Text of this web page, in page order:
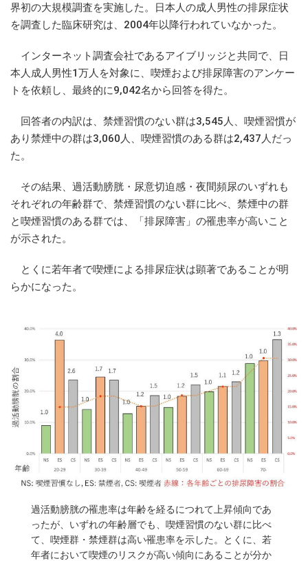
界初の大規模調査を実施した。日本人の成人男性の排尿症状
を調査した臨床研究は、2004年以降行われていなかった。
インターネット調査会社であるアイブリッジと共同で、日
本人成人男性1万人を対象に、喫煙および排尿障害のアンケー
トを依頼し、最終的に9,042名から回答を得た。
回答者の内訳は、禁煙習慣のない群は3,545人、喫煙習慣が
あり禁煙中の群は3,060人、喫煙習慣のある群は2,437人だっ
た。
その結果、過活動膀胱・尿意切迫感・夜間頻尿のいずれも
それぞれの年齢群で、禁煙習慣のない群に比べ、禁煙中の群
と喫煙習慣のある群では、「排尿障害」の罹患率が高いこと
が示された。
とくに若年者で喫煙による排尿症状は顕著であることが明
らかになった。
過活動膀胱の罹患率は年齢を経るにつれて上昇傾向であ
ったが、いずれの年齢層でも、喫煙習慣のない群に比べ
て、喫煙群・禁煙群は高い罹患率を示した。とくに、若
年者において喫煙のリスクが高い傾向にあることが分か